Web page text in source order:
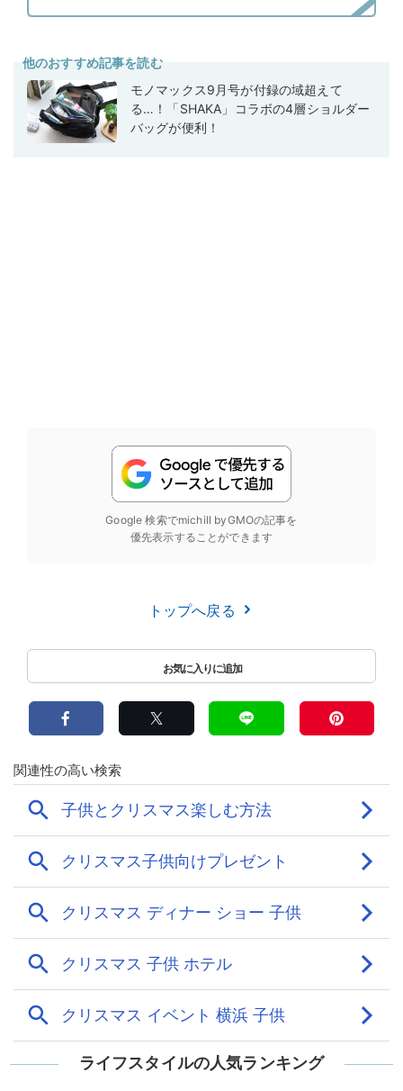
他のおすすめ記事を読む
モノマックス9月号が付録の域超えて
る…！「SHAKA」コラボの4層ショルダー
バッグが便利！
Google 検索でmichill byGMOの記事を
優先表示することができます
トップへ戻る
ライフスタイルの人気ランキング